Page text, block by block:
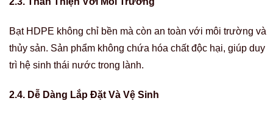
Bạt HDPE không chỉ bền mà còn an toàn với môi trường và
thủy sản. Sản phẩm không chứa hóa chất độc hại, giúp duy
trì hệ sinh thái nước trong lành.
2.4. Dễ Dàng Lắp Đặt Và Vệ Sinh